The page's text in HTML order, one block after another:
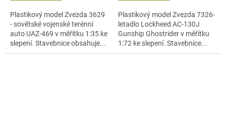
Plastikový model Zvezda 3629
- sovětské vojenské terénní
auto UAZ-469 v měřítku 1:35 ke
slepení. Stavebnice obsahuje...
Plastikový model Zvezda 7326-
letadlo Lockheed AC-130J
Gunship Ghostrider v měřítku
1:72 ke slepení. Stavebnice...